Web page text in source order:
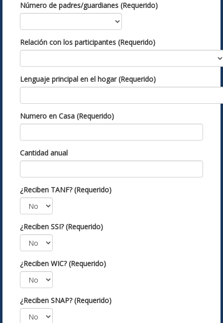
Número de padres/guardianes (Requerido)
Relación con los participantes (Requerido)
Lenguaje principal en el hogar (Requerido)
Numero en Casa (Requerido)
Cantidad anual
¿Reciben TANF? (Requerido)
¿Reciben SSI? (Requerido)
¿Reciben WIC? (Requerido)
¿Reciben SNAP? (Requerido)